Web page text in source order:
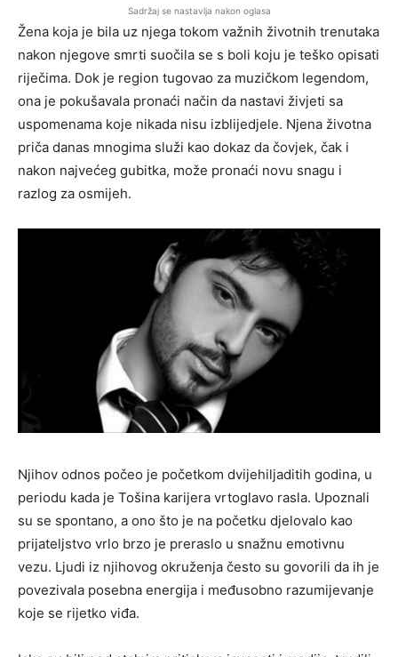
Sadržaj se nastavlja nakon oglasa
Žena koja je bila uz njega tokom važnih životnih trenutaka
nakon njegove smrti suočila se s boli koju je teško opisati
riječima. Dok je region tugovao za muzičkom legendom,
ona je pokušavala pronaći način da nastavi živjeti sa
uspomenama koje nikada nisu izblijedjele. Njena životna
priča danas mnogima služi kao dokaz da čovjek, čak i
nakon najvećeg gubitka, može pronaći novu snagu i
razlog za osmijeh.
Njihov odnos počeo je početkom dvijehiljaditih godina, u
periodu kada je Tošina karijera vrtoglavo rasla. Upoznali
su se spontano, a ono što je na početku djelovalo kao
prijateljstvo vrlo brzo je preraslo u snažnu emotivnu
vezu. Ljudi iz njihovog okruženja često su govorili da ih je
povezivala posebna energija i međusobno razumijevanje
koje se rijetko viđa.